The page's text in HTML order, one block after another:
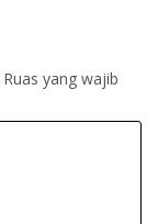
Ruas yang wajib